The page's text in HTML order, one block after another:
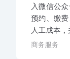
入微信公
预约、缴
人工成本，
商务服务